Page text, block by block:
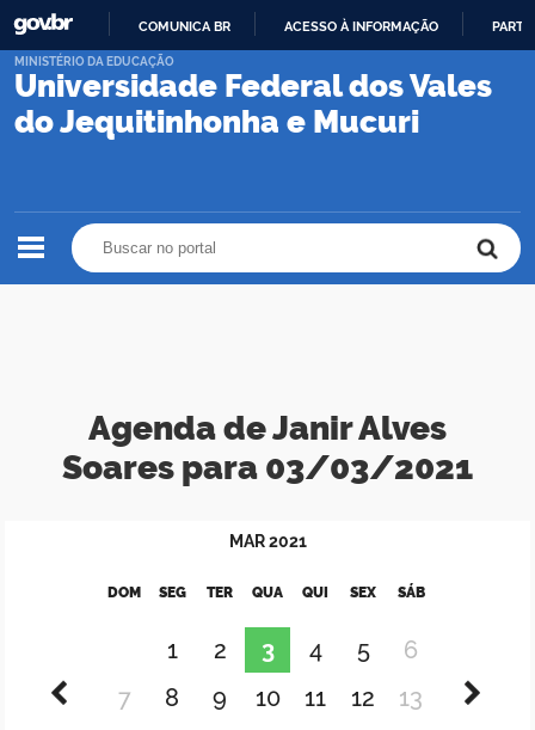
PARA
CONTEÚDO
COMUNICA BR ACESSO À INFORMAÇÃO
Universidade Federal dos Vales
do Jequitinhonha e Mucuri
MINISTÉRIO DA EDUCAÇÃO
Agenda de Janir Alves
Soares para 03/03/2021
MAR 2021
DOM SEG TER QUA QUI SEX SÁB
1 2 3 4 5
6
7
8 9 10 11 12
13